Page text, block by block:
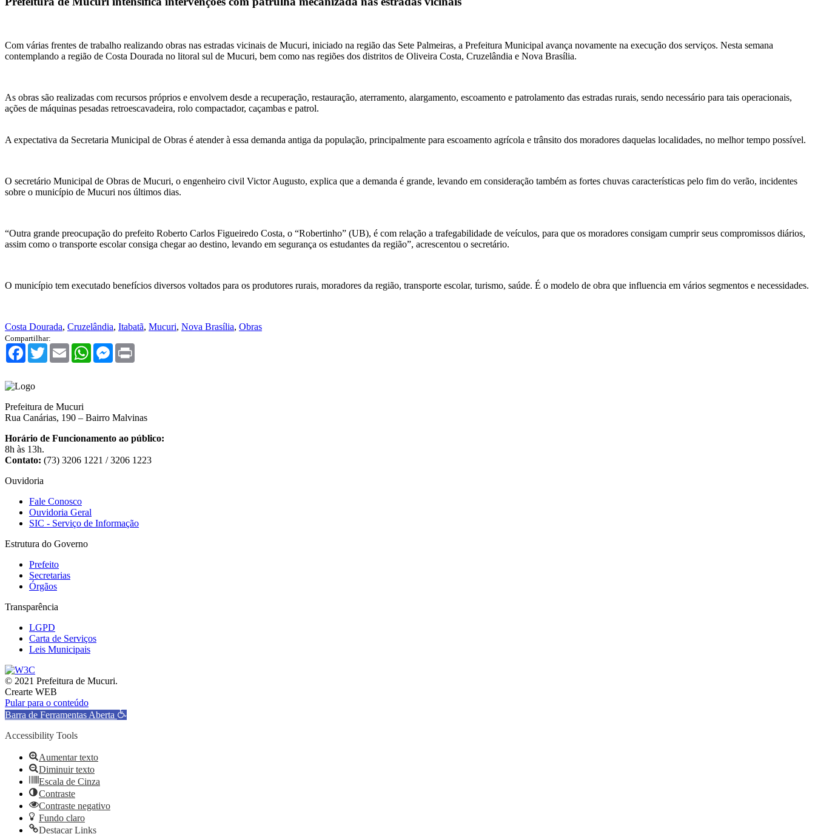
Com várias frentes de trabalho realizando obras nas estradas vicinais de Mucuri, iniciado na região das Sete Palmeiras, a Prefeitura Municipal avança novamente na execução dos serviços. Nesta semana
contemplando a região de Costa Dourada no litoral sul de Mucuri, bem como nas regiões dos distritos de Oliveira Costa, Cruzelândia e Nova Brasília.
As obras são realizadas com recursos próprios e envolvem desde a recuperação, restauração, aterramento, alargamento, escoamento e patrolamento das estradas rurais, sendo necessário para tais operacionais,
ações de máquinas pesadas retroescavadeira, rolo compactador, caçambas e patrol.
A expectativa da Secretaria Municipal de Obras é atender à essa demanda antiga da população, principalmente para escoamento agrícola e trânsito dos moradores daquelas localidades, no melhor tempo possível.
O secretário Municipal de Obras de Mucuri, o engenheiro civil Victor Augusto, explica que a demanda é grande, levando em consideração também as fortes chuvas características pelo fim do verão, incidentes
sobre o município de Mucuri nos últimos dias.
“Outra grande preocupação do prefeito Roberto Carlos Figueiredo Costa, o “Robertinho” (UB), é com relação a trafegabilidade de veículos, para que os moradores consigam cumprir seus compromissos diários,
assim como o transporte escolar consiga chegar ao destino, levando em segurança os estudantes da região”, acrescentou o secretário.
O município tem executado benefícios diversos voltados para os produtores rurais, moradores da região, transporte escolar, turismo, saúde. É o modelo de obra que influencia em vários segmentos e necessidades.
Costa Dourada, Cruzelândia, Itabatã, Mucuri, Nova Brasília, Obras
Compartilhar:
Facebook
TwitterEmail WhatsAppMessenger
Prefeitura de Mucuri
Rua Canárias, 190 – Bairro Malvinas
Horário de Funcionamento ao público:
8h às 13h.
Contato: (73) 3206 1221 / 3206 1223
Ouvidoria
Fale Conosco
Ouvidoria Geral
SIC - Serviço de Informação
Estrutura do Governo
Prefeito
Secretarias
Órgãos
Transparência
LGPD
Carta de Serviços
Leis Municipais
© 2021 Prefeitura de Mucuri.
Crearte WEB
Pular para o conteúdo
Barra de Ferramentas Aberta
Accessibility Tools
Aumentar texto
Diminuir texto
Escala de Cinza
Contraste
Contraste negativo
Fundo claro
Destacar Links